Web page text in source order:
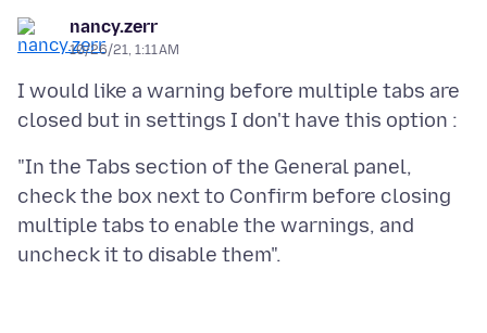
nancy.zerr
10/26/21, 1:11 AM
I would like a warning before multiple tabs are
"In the Tabs section of the General panel,
check the box next to Confirm before closing
multiple tabs to enable the warnings, and